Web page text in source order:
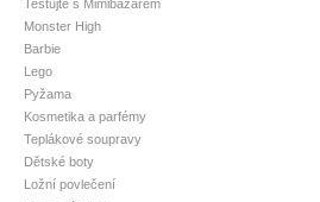
Testujte s Mimibazarem
Monster High
Barbie
Lego
Pyžama
Kosmetika a parfémy
Teplákové soupravy
Dětské boty
Ložní povlečení